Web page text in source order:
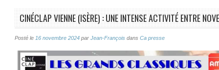
CINÉCLAP VIENNE (ISÈRE) : UNE INTENSE ACTIVITÉ ENTRE
Posté le 16 novembre 2024 par Jean-François dans Ca presse